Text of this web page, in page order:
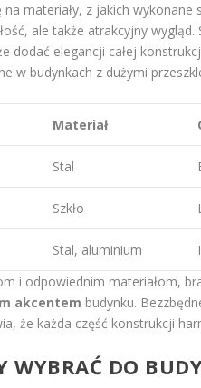
materiały, z jakich wykonane
ale także atrakcyjny
dodać elegancji całej
w budynkach z dużymi
Materiał
Stal
Szkło
Stal, aluminium
i odpowiednim materiałom,
akcentem budynku.
że każda część konstrukcji
WYBRAĆ DO